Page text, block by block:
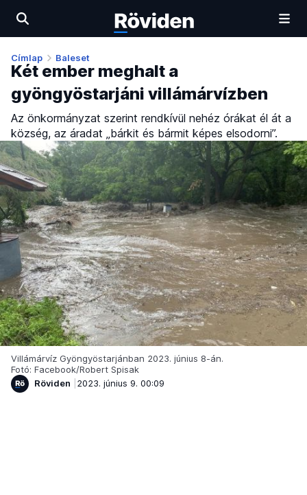
Címlap Baleset
Két ember meghalt a
gyöngyöstarjáni villámárvízben
Az önkormányzat szerint rendkívül nehéz órákat él át a
község, az áradat „bárkit és bármit képes elsodorni”.
Villámárvíz Gyöngyöstarjánban 2023. június 8-án.
Fotó: Facebook/Robert Spisak
Röviden
2023. június 9. 00:09